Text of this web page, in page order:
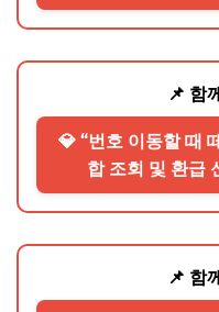
📌 함
💎 “번호 이동할 때
합 조회 및 환급
📌 함